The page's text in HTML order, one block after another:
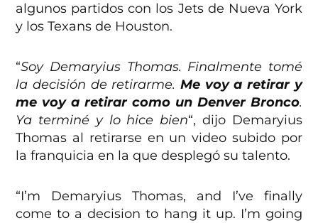
algunos partidos con los Jets de Nueva York
y los Texans de Houston.
“Soy Demaryius Thomas. Finalmente tomé
la decisión de retirarme. Me voy a retirar y
me voy a retirar como un Denver Bronco.
Ya terminé y lo hice bien“, dijo Demaryius
Thomas al retirarse en un video subido por
la franquicia en la que desplegó su talento.
“I’m Demaryius Thomas, and I’ve finally
come to a decision to hang it up. I’m going